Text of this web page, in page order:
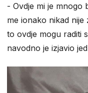
​- Ovdje mi je mnogo
me ionako nikad nije
to ovdje mogu raditi
navodno je izjavio